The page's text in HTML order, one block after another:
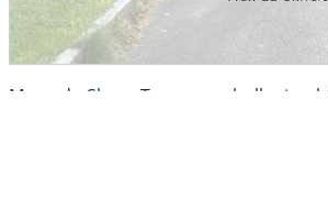
Mercado Show: Teremos a bolha